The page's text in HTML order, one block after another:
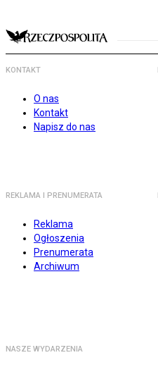
KONTAKT
O nas
Kontakt
Napisz do nas
REKLAMA I PRENUMERATA
Reklama
Ogłoszenia
Prenumerata
Archiwum
NASZE WYDARZENIA